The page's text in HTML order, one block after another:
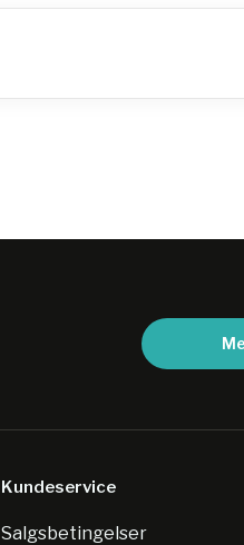
Kundeservice
Salgsbetingelser